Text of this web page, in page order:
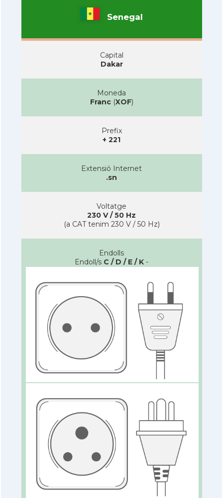
Senegal
Capital
Dakar
Moneda
Franc(XOF)
Prefix
+ 221
Extensió Internet
.sn
Voltatge
230 V / 50 Hz
(a CAT tenim 230 V / 50 Hz)
Endolls
Endoll/s C / D / E / K -